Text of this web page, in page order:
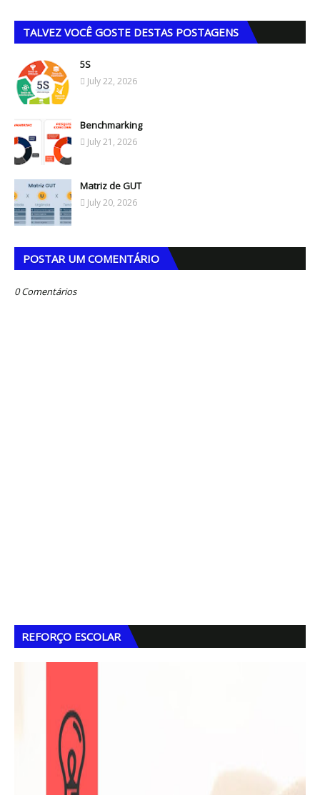
TALVEZ VOCÊ GOSTE DESTAS POSTAGENS
5S
July 22, 2026
Benchmarking
July 21, 2026
Matriz de GUT
July 20, 2026
POSTAR UM COMENTÁRIO
0 Comentários
REFORÇO ESCOLAR